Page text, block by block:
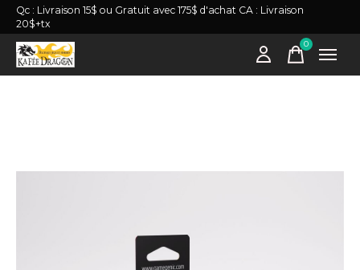
Qc : Livraison 15$ ou Gratuit avec 175$ d'achat CA : Livraison
20$+tx
0items